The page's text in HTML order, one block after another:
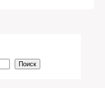
Поиск